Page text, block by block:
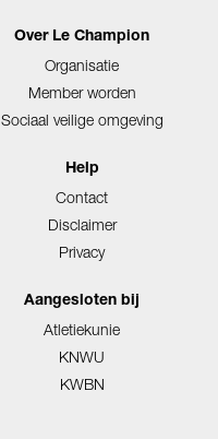
Over Le Champion
Organisatie
Member worden
Sociaal veilige omgeving
Help
Contact
Disclaimer
Privacy
Aangesloten bij
Atletiekunie
KNWU
KWBN